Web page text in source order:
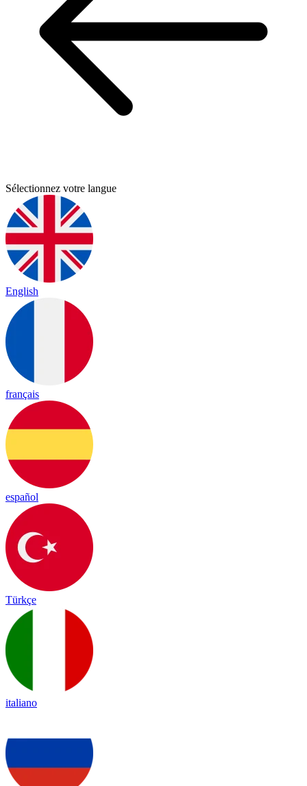
Sélectionnez votre langue
English
français
español
Türkçe
italiano